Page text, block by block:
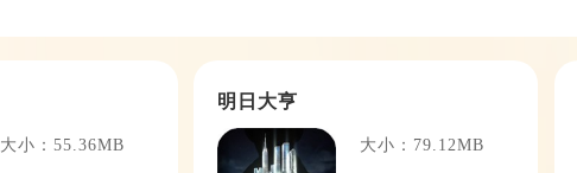
大小：55.36MB
明日大亨
大小：79.12MB